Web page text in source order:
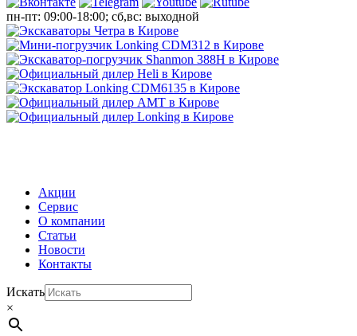
пн-пт: 09:00-18:00; сб,вс: выходной
Акции
Сервис
О компании
Статьи
Новости
Контакты
Искать
×